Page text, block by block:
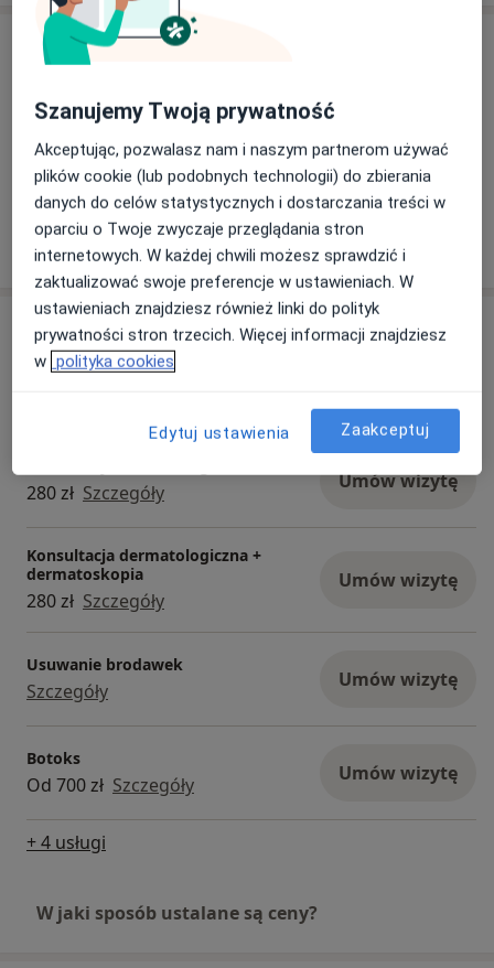
Aktualności
Józefa Sułkowskiego 15, 85-634 Bydgoszcz
Konsultacje dermatologiczne dzieci i dorosłych w
Centrum Medycznym PESMED po wcześniejszej
rejestracji
02/08/2022
Usługi i ceny
Konsultacja dermatologiczna
280 zł Szczegóły Umów wizytę
Konsultacja dermatologiczna +
dermatoskopia
280 zł Szczegóły
Umów wizytę
Usuwanie brodawek
Szczegóły Umów wizytę
Botoks
Od 700 zł Szczegóły Umów wizytę
+ 4 usługi
W jaki sposób ustalane są ceny?
Szanujemy Twoją prywatność
Akceptując, pozwalasz nam i naszym partnerom używać
plików cookie (lub podobnych technologii) do zbierania
danych do celów statystycznych i dostarczania treści w
oparciu o Twoje zwyczaje przeglądania stron
internetowych. W każdej chwili możesz sprawdzić i
zaktualizować swoje preferencje w ustawieniach. W
ustawieniach znajdziesz również linki do polityk
prywatności stron trzecich. Więcej informacji znajdziesz
w polityka cookies
Edytuj ustawienia Zaakceptuj